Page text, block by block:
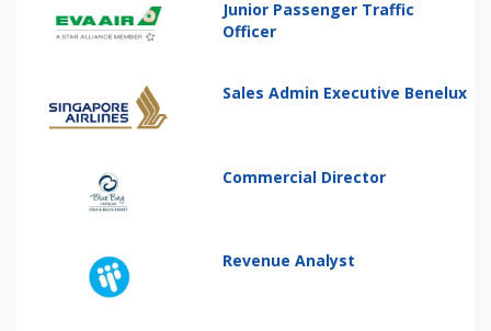
Junior Passenger Traffic
Officer
Sales Admin Executive Benelux
Commercial Director
Revenue Analyst